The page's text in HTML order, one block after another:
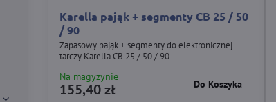
Karella pająk + segmenty CB 25 / 50
/ 90
Zapasowy pająk + segmenty do elektronicznej
tarczy Karella CB 25 / 50 / 90
Na magyzynie
155,40 zł Do Koszyka